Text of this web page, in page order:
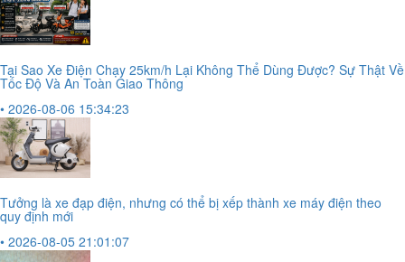
Tại Sao Xe Điện Chạy 25km/h Lại Không Thể Dùng Được? Sự Thật Về
Tốc Độ Và An Toàn Giao Thông
• 2026-08-06 15:34:23
Tưởng là xe đạp điện, nhưng có thể bị xếp thành xe máy điện theo
quy định mới
• 2026-08-05 21:01:07